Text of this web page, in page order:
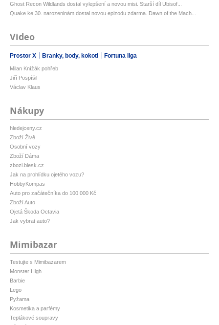
Ghost Recon Wildlands dostal vylepšení a novou misi. Starší díl Ubisof...
Quake ke 30. narozeninám dostal novou epizodu zdarma. Dawn of the Mach...
Video
Prostor X Branky, body, kokoti Fortuna liga
Milan Knížák pohřeb
Jiří Pospíšil
Václav Klaus
Nákupy
hledejceny.cz
Zboží Živě
Osobní vozy
Zboží Dáma
zbozi.blesk.cz
Jak na prohlídku ojetého vozu?
HobbyKompas
Auto pro začátečníka do 100 000 Kč
Zboží Auto
Ojetá Škoda Octavia
Jak vybrat auto?
Mimibazar
Testujte s Mimibazarem
Monster High
Barbie
Lego
Pyžama
Kosmetika a parfémy
Teplákové soupravy